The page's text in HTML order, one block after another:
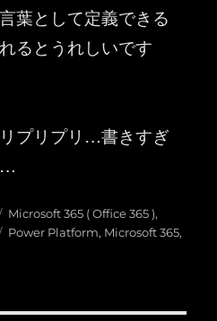
葉として定義できる
るとうれしいです
プリプリ…書きすぎ
…
カ
テ
Microsoft 365 ( Office 365 ),
タ
Power Platform, Microsoft 365,